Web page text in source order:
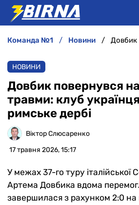
АНАЛІТИКА
ІНТЕРВ'Ю
РІЗНЕ
БУКМЕКЕРИ
команда №1 новини
НОВИНИ
Довбик повернувся
травми: клуб
римське дербі
Віктор Слюсаренко
17 травня 2026, 15:17
У межах 37-го туру італійської
Артема Довбика вдома
завершилася з рахунком 2:0